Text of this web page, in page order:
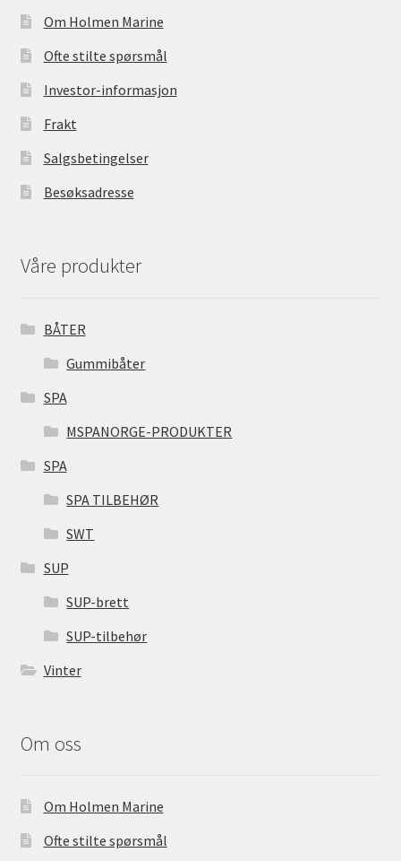
k
Om Holmen Marine
Ofte stilte spørsmål
Investor-informasjon
Frakt
Salgsbetingelser
Besøksadresse
Våre produkter
BÅTER
Gummibåter
SPA
MSPANORGE-PRODUKTER
SPA
SPA TILBEHØR
SWT
SUP
SUP-brett
SUP-tilbehør
Vinter
Om oss
Om Holmen Marine
Ofte stilte spørsmål